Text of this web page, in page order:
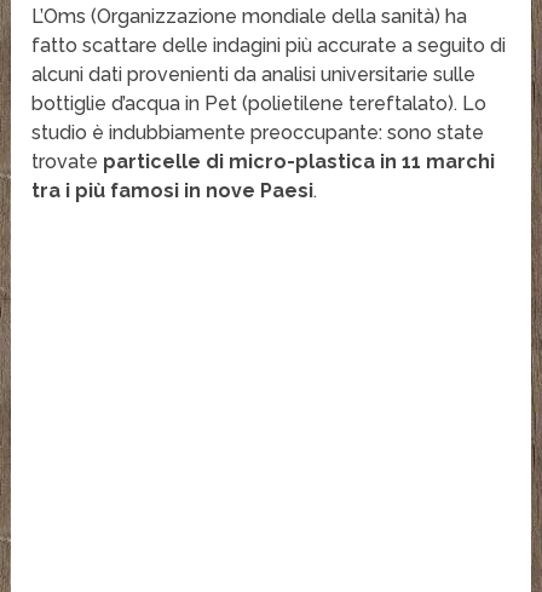
L’Oms (Organizzazione mondiale della sanità) ha
fatto scattare delle indagini più accurate a seguito di
alcuni dati provenienti da analisi universitarie sulle
bottiglie d’acqua in Pet (polietilene tereftalato). Lo
studio è indubbiamente preoccupante: sono state
trovate particelle di micro-plastica in 11 marchi
tra i più famosi in nove Paesi.